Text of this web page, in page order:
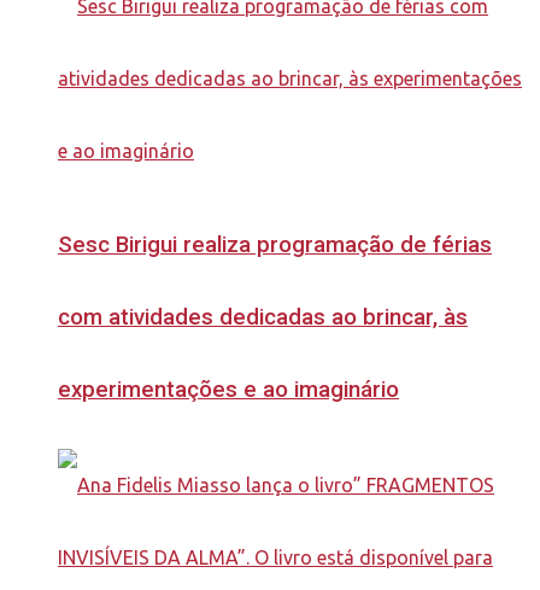
Sesc Birigui realiza programação de férias
com atividades dedicadas ao brincar, às
experimentações e ao imaginário